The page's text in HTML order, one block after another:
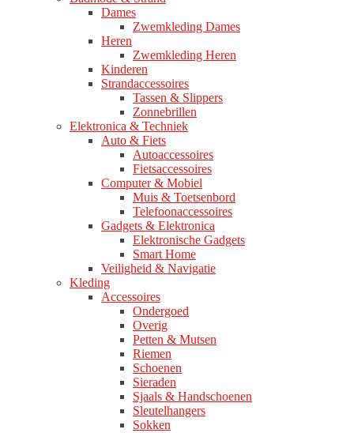
Dames
Zwemkleding Dames
Heren
Zwemkleding Heren
Kinderen
Strandaccessoires
Tassen & Slippers
Zonnebrillen
Elektronica & Techniek
Auto & Fiets
Autoaccessoires
Fietsaccessoires
Computer & Mobiel
Muis & Toetsenbord
Telefoonaccessoires
Gadgets & Elektronica
Elektronische Gadgets
Smart Home
Veiligheid & Navigatie
Kleding
Accessoires
Ondergoed
Overig
Petten & Mutsen
Riemen
Schoenen
Sieraden
Sjaals & Handschoenen
Sleutelhangers
Sokken